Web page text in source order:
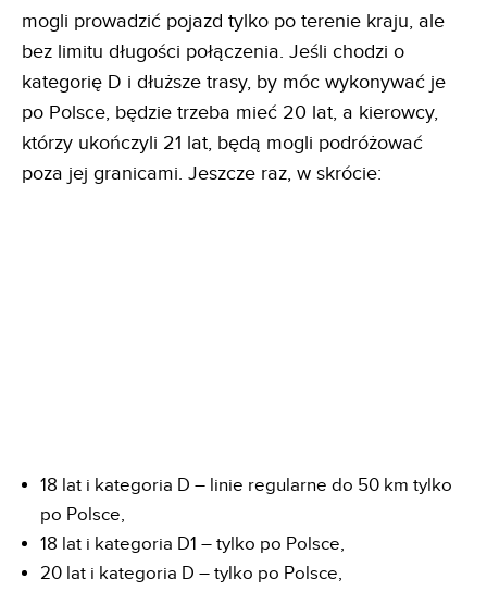
mogli prowadzić pojazd tylko po terenie kraju, ale
bez limitu długości połączenia. Jeśli chodzi o
kategorię D i dłuższe trasy, by móc wykonywać je
po Polsce, będzie trzeba mieć 20 lat, a kierowcy,
którzy ukończyli 21 lat, będą mogli podróżować
poza jej granicami. Jeszcze raz, w skrócie:
18 lat i kategoria D – linie regularne do 50 km tylko
po Polsce,
18 lat i kategoria D1 – tylko po Polsce,
20 lat i kategoria D – tylko po Polsce,